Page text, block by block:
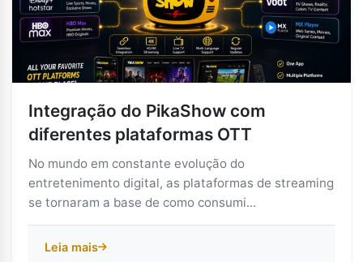
Integração do PikaShow com
diferentes plataformas OTT
No mundo em constante evolução do
entretenimento digital, as plataformas de streaming
se tornaram a base de como consumi...
Leia mais